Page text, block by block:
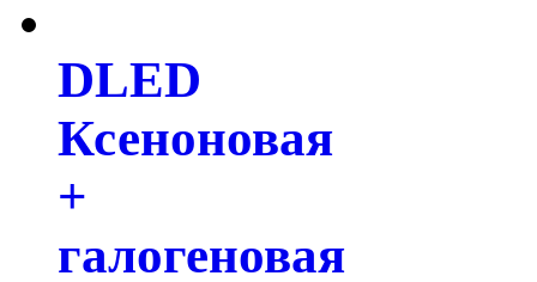
DLED
Ксеноновая
+
галогеновая